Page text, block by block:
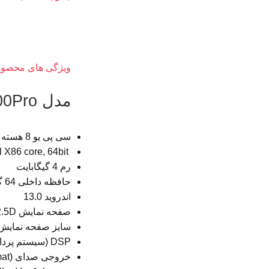
ویژگی های
مدل C700Pro :
سی پی یو 8 هسته ای intel
Spreadtrum SC9853I 1.8Ghz , Intel X86 core, 64bit
رم 4 گیگابایت
حافظه داخلی 64 گیگابایت
اندروید 13.0
صفحه نمایش IPS+2.5D
سایز صفحه نمایش ۹”
DSP (سیستم پردازش صدای دیجیتال)
خروجی صدای (S/PDIF (Sony Philips Digital Interface Format